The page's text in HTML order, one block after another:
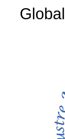
Global